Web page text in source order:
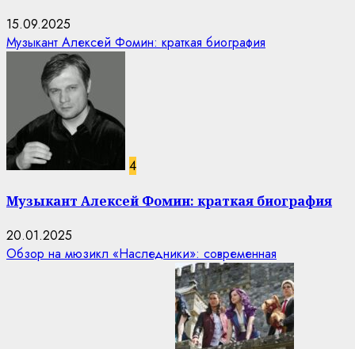
15.09.2025
Музыкант Алексей Фомин: краткая биография
4
Музыкант Алексей Фомин: краткая биография
20.01.2025
Обзор на мюзикл «Наследники»: современная